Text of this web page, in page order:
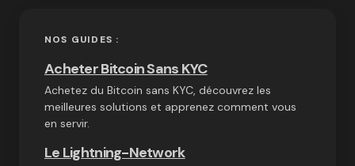
NOS GUIDES :
Acheter Bitcoin Sans KYC
Achetez du Bitcoin sans KYC, découvrez les
meilleures solutions et apprenez comment vous
en servir.
Le Lightning-Network